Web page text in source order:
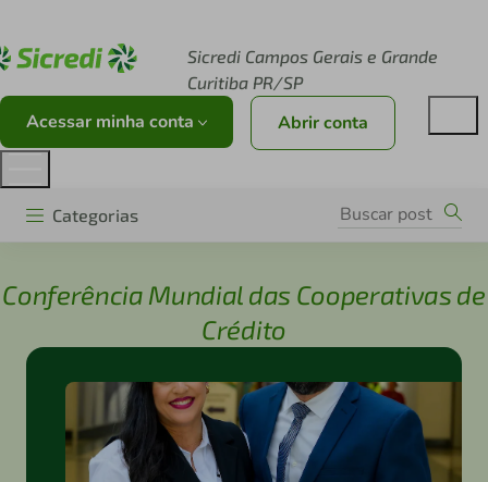
Sicredi Campos Gerais e Grande
Curitiba PR/SP
Acessar minha conta Abrir conta
Categorias
Conferência Mundial das Cooperativas de
Crédito